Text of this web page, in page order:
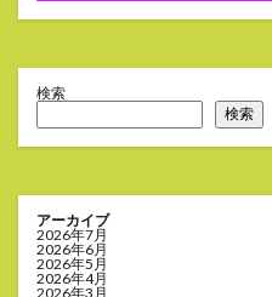
検索
検索
アーカイブ
2026年7月
2026年6月
2026年5月
2026年4月
2026年3月